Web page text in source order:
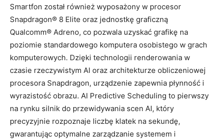
Smartfon został również wyposażony w procesor
Snapdragon® 8 Elite oraz jednostkę graficzną
Qualcomm® Adreno, co pozwala uzyskać grafikę na
poziomie standardowego komputera osobistego w grach
komputerowych. Dzięki technologii renderowania w
czasie rzeczywistym AI oraz architekturze obliczeniowej
procesora Snapdragon, urządzenie zapewnia płynność i
wyrazistość obrazu. AI Predictive Scheduling to pierwszy
na rynku silnik do przewidywania scen AI, który
precyzyjnie rozpoznaje liczbę klatek na sekundę,
gwarantując optymalne zarządzanie systemem i